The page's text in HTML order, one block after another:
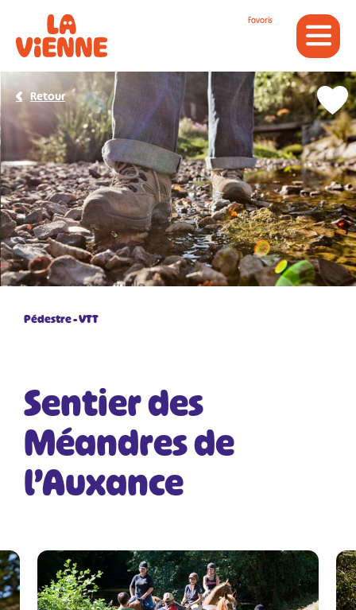
Favoris
Pédestre VTT
Sentier des
Méandres de
l’Auxance
Retour